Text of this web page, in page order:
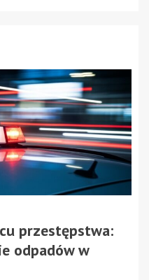
przestępstwa:
odpadów w